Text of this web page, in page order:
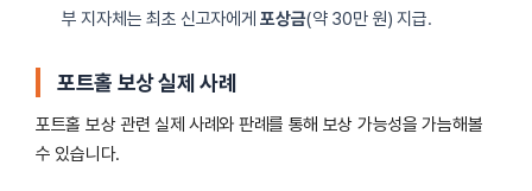
부 지자체는 최초 신고자에게포상금(약 30만 원) 지급.
포트홀 보상 실제 사례
포트홀 보상 관련 실제 사례와 판례를 통해 보상 가능성을 가늠해볼
수 있습니다.